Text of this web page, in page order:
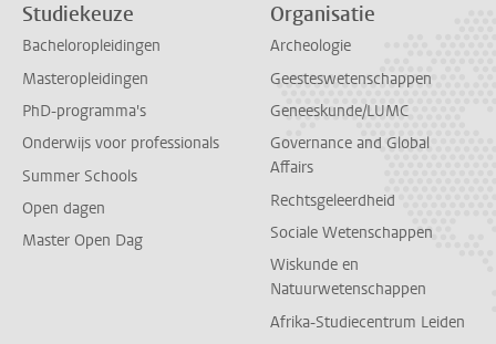
Studiekeuze
Bacheloropleidingen
Masteropleidingen
PhD-programma's
Onderwijs voor professionals
Summer Schools
Open dagen
Master Open Dag
Organisatie
Archeologie
Geesteswetenschappen
Geneeskunde/LUMC
Governance and Global
Affairs
Rechtsgeleerdheid
Sociale Wetenschappen
Wiskunde en
Natuurwetenschappen
Afrika-Studiecentrum Leiden